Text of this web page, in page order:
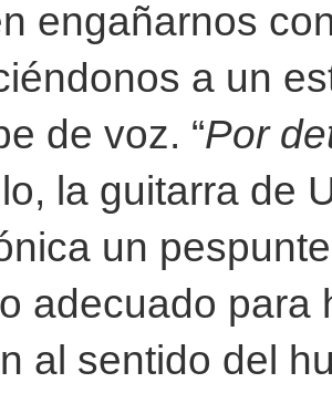
engañarnos
a un
de voz. “Por
la guitarra de
un
adecuado para
al sentido del